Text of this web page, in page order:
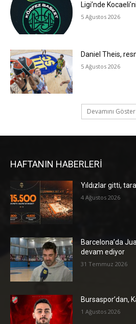
Ligi’nde
5 Ağustos 2026
Daniel Theis,
5 Ağustos 2026
Devamını Göster
HAFTANIN HABERLERİ
Yıldızlar gitti,
4 Ağustos 2026
Barcelona’da
devam ediyor
31 Temmuz 2026
Bursaspor’dan,
1 Ağustos 2026